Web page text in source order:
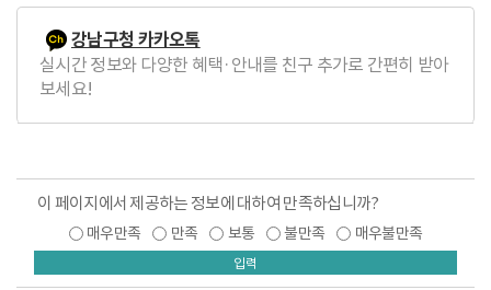
강남구청 카카오톡
실시간 정보와 다양한 혜택·안내를 친구 추가로 간편히 받아
보세요!
이 페이지에서 제공하는 정보에 대하여 만족하십니까?
매우만족 만족 보통 불만족 매우불만족
입력